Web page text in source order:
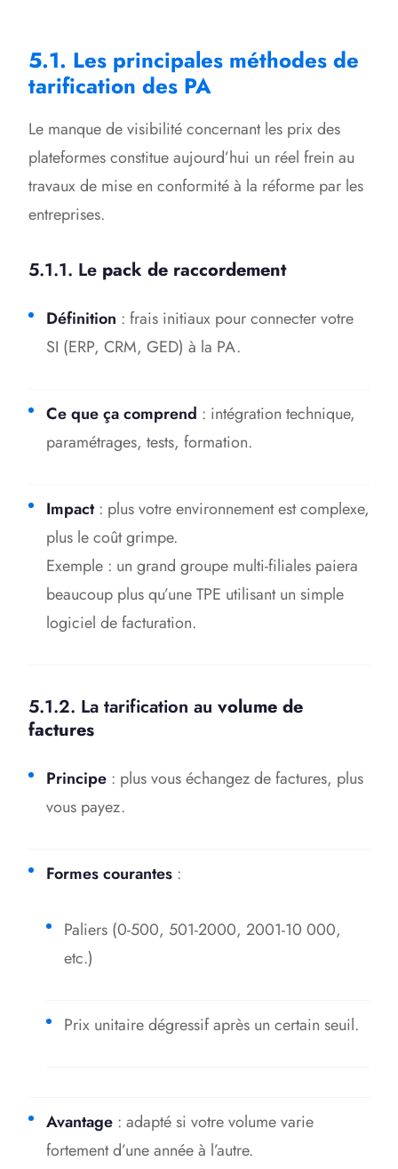
5.1. Les principales méthodes de
tarification des PA
Le manque de visibilité concernant les prix des
plateformes constitue aujourd’hui un réel frein au
travaux de mise en conformité à la réforme par les
entreprises.
5.1.1. Le pack de raccordement
Définition : frais initiaux pour connecter votre
SI (ERP, CRM, GED) à la PA.
Ce que ça comprend : intégration technique,
paramétrages, tests, formation.
Impact: plus votre environnement est complexe,
plus le coût grimpe.
Exemple : un grand groupe multi-filiales paiera
beaucoup plus qu’une TPE utilisant un simple
logiciel de facturation.
5.1.2. La tarification au volume de
factures
Principe : plus vous échangez de factures, plus
vous payez.
Formes courantes :
Paliers (0-500, 501-2000, 2001-10 000,
etc.)
Prix unitaire dégressif après un certain seuil.
Avantage : adapté si votre volume varie
fortement d’une année à l’autre.